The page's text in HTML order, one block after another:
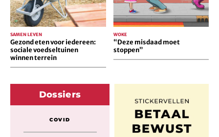
terrein
Gezond eten voor iedereen:
sociale voedseltuinen
winnen terrein
SAMEN LEVEN
“Deze misdaad moet
stoppen”
WOKE
Dossiers
COVID